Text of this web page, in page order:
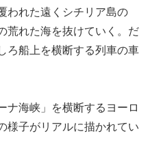
われた遠くシチリア島の
荒れた海を抜けていく。だ
ろ船上を横断する列車の車
ナ海峡」を横断するヨーロ
様子がリアルに描かれてい